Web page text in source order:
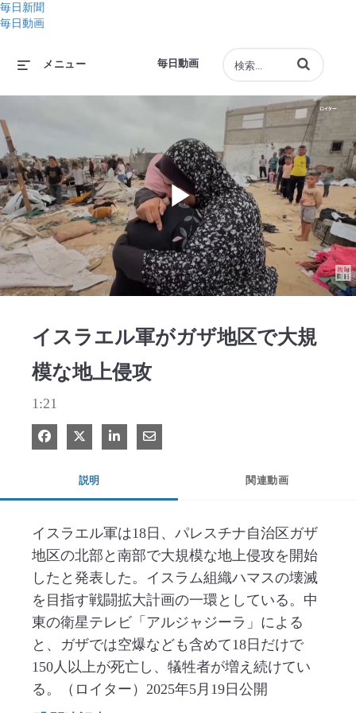
毎日新聞
毎日動画
毎日動画
メニュー 動画の検索語句
Play
イスラエル軍がガザ地区で大規
模な地上侵攻
1:21
Facebook で共有
Xで共有する
LinkedIn で共有
電子メールで共有
説明 関連動画
イスラエル軍は18日、パレスチナ自治区ガザ
地区の北部と南部で大規模な地上侵攻を開始
したと発表した。イスラム組織ハマスの壊滅
を目指す戦闘拡大計画の一環としている。中
東の衛星テレビ「アルジャジーラ」による
と、ガザでは空爆なども含めて18日だけで
150人以上が死亡し、犠牲者が増え続けてい
る。（ロイター）2025年5月19日公開